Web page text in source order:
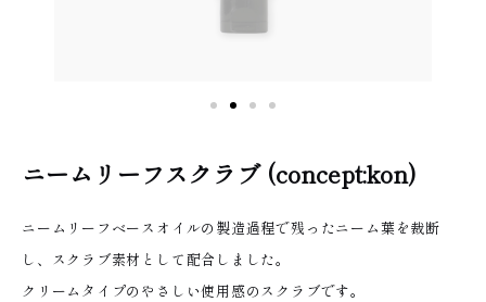
ニームリーフスクラブ (concept:kon)
ニームリーフベースオイルの製造過程で残ったニーム葉を裁断
し、スクラブ素材として配合しました。
クリームタイプのやさしい使用感のスクラブです。